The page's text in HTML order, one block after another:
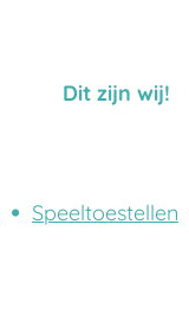
Dit zijn wij!
Speeltoestellen